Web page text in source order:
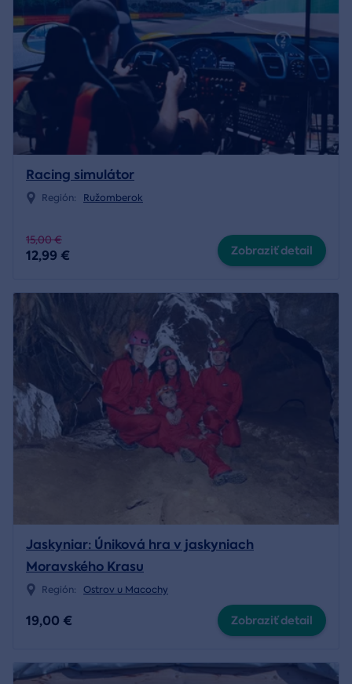
Racing simulátor
Región: Ružomberok
15,00 €
12,99 € Zobraziť detail
Jaskyniar: Úniková hra v jaskyniach
Moravského Krasu
Región: Ostrov u Macochy
19,00 € Zobraziť detail